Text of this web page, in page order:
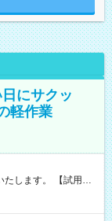
にサクッ
軽作業
。 【試用期